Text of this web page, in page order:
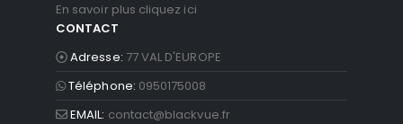
En savoir plus cliquez ici
CONTACT
Adresse: 77 VAL D'EUROPE
Téléphone: 0950175008
EMAIL: contact@blackvue.fr